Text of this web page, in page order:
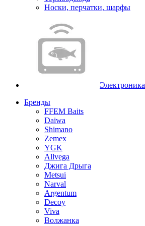
Носки, перчатки, шарфы
Электроника
Бренды
FFEM Baits
Daiwa
Shimano
Zemex
YGK
Allvega
Джига Дрыга
Metsui
Narval
Argentum
Decoy
Viva
Волжанка